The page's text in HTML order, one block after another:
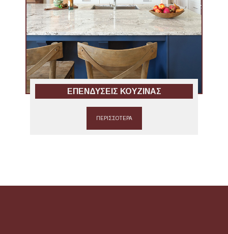
ΕΠΕΝΔΥΣΕΙΣ ΚΟΥΖΙΝΑΣ
ΠΕΡΙΣΣΟΤΕΡΑ